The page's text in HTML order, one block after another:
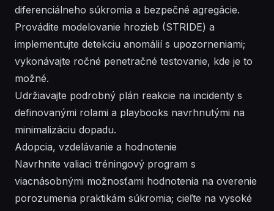
diferenciálneho súkromia a bezpečné agregácie.
Provádite modelovanie hrozieb (STRIDE) a
implementujte detekciu anomálií s upozorneniami;
vykonávajte ročné penetračné testovanie, kde je to
možné.
Udržiavajte podrobný plán reakcie na incidenty s
definovanými rolami a playbooks navrhnutými na
minimalizáciu dopadu.
Adopcia, vzdelávanie a hodnotenie
Navrhnite valiaci tréningový program s
viacnásobnými možnosťami hodnotenia na overenie
porozumenia praktikám súkromia; cieľte na vysoké